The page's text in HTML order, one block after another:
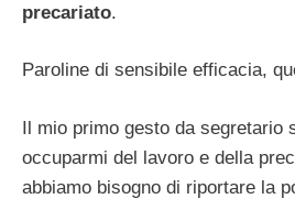
precariato.
Paroline di sensibile efficacia,
Il mio primo gesto da segretario
occuparmi del lavoro e della
abbiamo bisogno di riportare la